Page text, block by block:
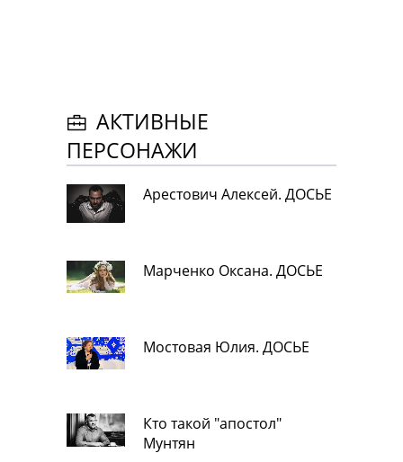
АКТИВНЫЕ
ПЕРСОНАЖИ
Арестович Алексей. ДОСЬЕ
Марченко Оксана. ДОСЬЕ
Мостовая Юлия. ДОСЬЕ
Кто такой "апостол"
Мунтян